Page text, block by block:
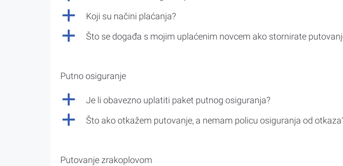
a Koji su načini plaćanja?
a Što se događa s mojim uplaćenim novcem ako stornirate
Putno osiguranje
a Je li obavezno uplatiti paket putnog osiguranja?
a Što ako otkažem putovanje, a nemam policu osiguranja od
Putovanje zrakoplovom